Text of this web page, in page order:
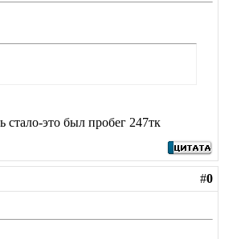
это был пробег 247тк
#0